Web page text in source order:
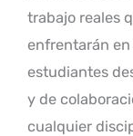
trabajo reales
enfrentarán
estudiantes
y de
cualquier